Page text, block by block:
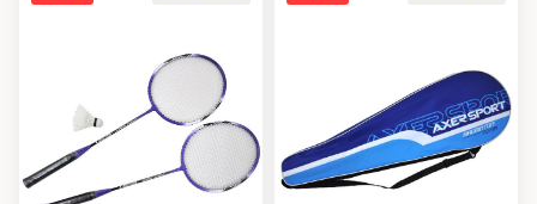
PROČITAJ VIŠE PROČITAJ VIŠE